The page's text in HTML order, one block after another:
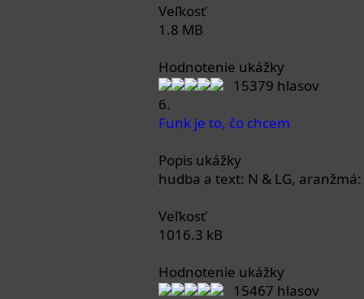
Veľkosť
1.8 MB
Hodnotenie ukážky
15379 hlasov
6.
Funk je to, čo chcem
Popis ukážky
hudba a text: N & LG,
Veľkosť
1016.3 kB
Hodnotenie ukážky
15467 hlasov